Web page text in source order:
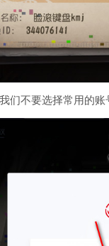
们不要选择常用的账